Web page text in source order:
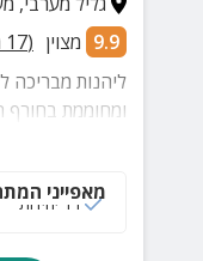
9.9 מצוין (
17
ליהנות מבריכה
ומחוממת בחורף
אוכל, מדשאות
מאפייני
11 יחידות